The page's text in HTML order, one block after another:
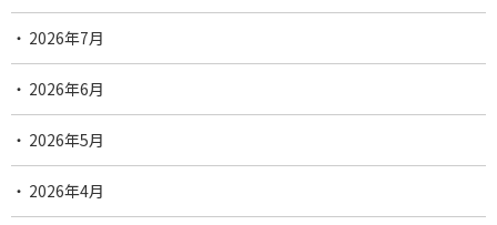
2026年7月
2026年6月
2026年5月
2026年4月